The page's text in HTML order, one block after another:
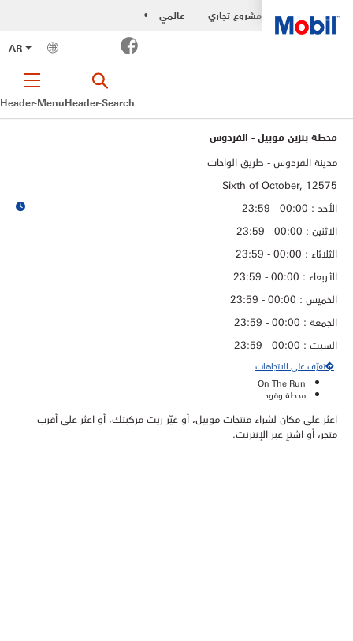
مشروع تجاري •
عالمي
AR
Facebook
Header-MenuHeader-Search
محطة بنزين موبيل - الفردوس
مدينة الفردوس - طريق الواحات
Sixth of October, 12575
الأحد : 00:00 - 23:59
الاثنين : 00:00 - 23:59
الثلاثاء : 00:00 - 23:59
الأربعاء : 00:00 - 23:59
الخميس : 00:00 - 23:59
الجمعة : 00:00 - 23:59
السبت : 00:00 - 23:59
تعرّف على الاتجاهات
On The Run
محطة وقود
اعثر على مكان لشراء منتجات موبيل، أو غيّر زيت مركبتك، أو اعثر على أقرب
متجر، أو اشترِ عبر الإنترنت.